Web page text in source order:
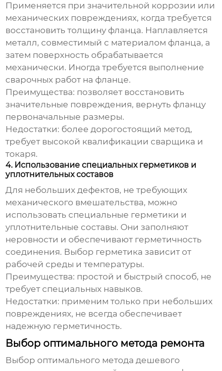
Применяется при значительной коррозии или
механических повреждениях, когда требуется
восстановить толщину фланца. Наплавляется
металл, совместимый с материалом фланца, а
затем поверхность обрабатывается
механически. Иногда требуется выполнение
сварочных работ на фланце.
Преимущества: позволяет восстановить
значительные повреждения, вернуть фланцу
первоначальные размеры.
Недостатки: более дорогостоящий метод,
требует высокой квалификации сварщика и
токаря.
4. Использование специальных герметиков и
уплотнительных составов
Для небольших дефектов, не требующих
механического вмешательства, можно
использовать специальные герметики и
уплотнительные составы. Они заполняют
неровности и обеспечивают герметичность
соединения. Выбор герметика зависит от
рабочей среды и температуры.
Преимущества: простой и быстрый способ, не
требует специальных навыков.
Недостатки: применим только при небольших
повреждениях, не всегда обеспечивает
надежную герметичность.
Выбор оптимального метода ремонта
Выбор оптимального методадешевого